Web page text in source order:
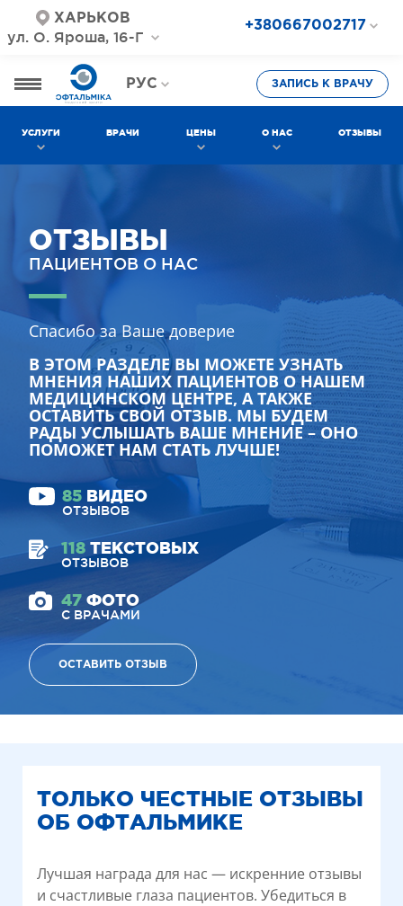
ХАРЬКОВ
ул. О. Яроша, 16-Г
+380667002717
+380577002717
РУС
УКР
ЗАПИСЬ К ВРАЧУ
УСЛУГИ ВРАЧИ ЦЕНЫ О НАС ОТЗЫВЫ
ОТЗЫВЫ
ПАЦИЕНТОВ О НАС
Спасибо за Ваше доверие
В ЭТОМ РАЗДЕЛЕ ВЫ МОЖЕТЕ УЗНАТЬ
МНЕНИЯ НАШИХ ПАЦИЕНТОВ О НАШЕМ
МЕДИЦИНСКОМ ЦЕНТРЕ, А ТАКЖЕ
ОСТАВИТЬ СВОЙ ОТЗЫВ. МЫ БУДЕМ
РАДЫ УСЛЫШАТЬ ВАШЕ МНЕНИЕ – ОНО
ПОМОЖЕТ НАМ СТАТЬ ЛУЧШЕ!
85 ВИДЕО
ОТЗЫВОВ
118 ТЕКСТОВЫХ
ОТЗЫВОВ
47 ФОТО
С ВРАЧАМИ
ОСТАВИТЬ ОТЗЫВ
ТОЛЬКО ЧЕСТНЫЕ ОТЗЫВЫ
ОБ ОФТАЛЬМИКЕ
Лучшая награда для нас — искренние отзывы
и счастливые глаза пациентов. Убедиться в